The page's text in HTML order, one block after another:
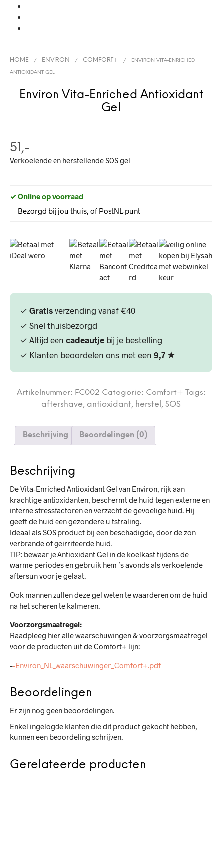
HOME / ENVIRON / COMFORT+ / ENVIRON VITA-ENRICHED
ANTIOXIDANT GEL
Environ Vita-Enriched Antioxidant
Gel
51,-
Verkoelende en herstellende SOS gel
✓ Online op voorraad
Bezorgd bij jou thuis, of PostNL-punt
✓ Gratis verzending vanaf €40
✓ Snel thuisbezorgd
✓ Altijd een cadeautje bij je bestelling
✓ Klanten beoordelen ons met een 9,7 ★
Artikelnummer: FC002 Categorie: Comfort+ Tags:
aftershave, antioxidant, herstel , SOS
Beschrijving Beoordelingen (0)
Beschrijving
De Vita-Enriched Antioxidant Gel van Environ, rijk aan
krachtige antioxidanten, beschermt de huid tegen externe en
interne stressfactoren en verzacht de gevoelige huid. Hij
geeft de huid een gezondere uitstraling.
Ideaal als SOS product bij een beschadigde, door de zon
verbrande of geirriteerde huid.
TIP: bewaar je Antioxidant Gel in de koelkast tijdens de
warme periodes en gebruik hem ’s avonds als verkoelende
aftersun voor je gelaat.
Ook mannen zullen deze gel weten te waarderen om de huid
na het scheren te kalmeren.
Voorzorgsmaatregel:
Raadpleeg hier alle waarschuwingen & voorzorgsmaatregel
voor de producten uit de Comfort+ lijn:
–-Environ_NL_waarschuwingen_Comfort+.pdf
Beoordelingen
Er zijn nog geen beoordelingen.
Enkel ingelogde klanten die dit product gekocht hebben,
kunnen een beoordeling schrijven.
Gerelateerde producten